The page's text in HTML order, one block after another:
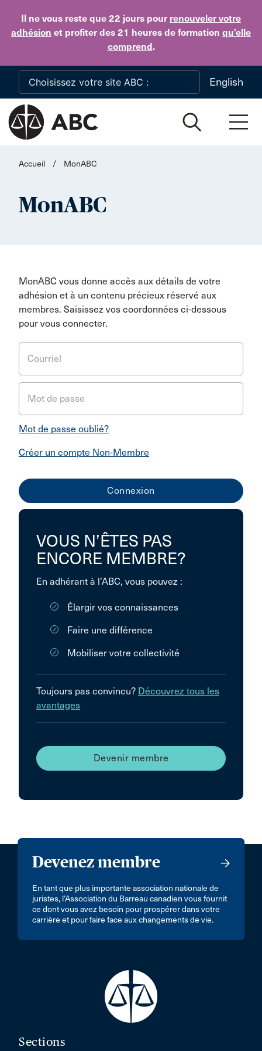
Il ne vous reste que 22 jours pour renouveler votre
adhésion et profiter des 21 heures de formation qu’elle
comprend.
Skip to main content
English
Accueil / MonABC
MonABC
MonABC vous donne accès aux détails de votre
adhésion et à un contenu précieux réservé aux
membres. Saisissez vos coordonnées ci-dessous
pour vous connecter.
Courriel
Mot de passe
Mot de passe oublié?
Créer un compte Non-Membre
VOUS N’ÊTES PAS
ENCORE MEMBRE?
En adhérant à l’ABC, vous pouvez :
Élargir vos connaissances
Faire une différence
Mobiliser votre collectivité
Toujours pas convincu? Découvrez tous les
avantages
Devenir membre
Devenez membre
En tant que plus importante association nationale de
juristes, l’Association du Barreau canadien vous fournit
ce dont vous avez besoin pour prospérer dans votre
carrière et pour faire face aux changements de vie.
Sections